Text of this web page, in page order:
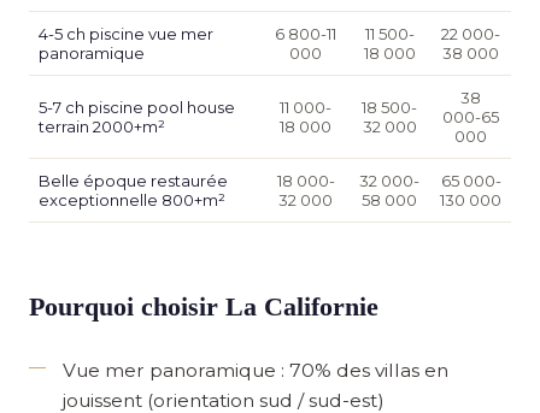
4-5 ch piscine vue mer
panoramique
6 800-11
000
11 500-
18 000
22 000-
38 000
5-7 ch piscine pool house
terrain 2000+m²
11 000-
18 000
18 500-
32 000
38
000-65
000
Belle époque restaurée
exceptionnelle 800+m²
18 000-
32 000
32 000-
58 000
65 000-
130 000
Pourquoi choisir La Californie
Vue mer panoramique : 70% des villas en
jouissent (orientation sud / sud-est)